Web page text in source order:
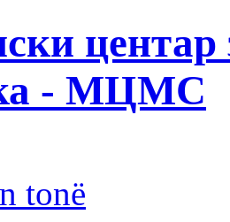
центар
- МЦМС
tonë